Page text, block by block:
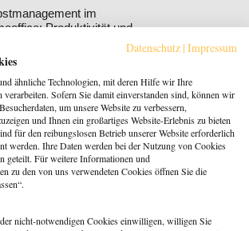
im
Produktivität und
gewinnt: Gebucht
als Coach:in im KI-
5
Irrtümer im Fakten-
Fragen? Zeit für ein
Datenschutz | Impressum
ähnliche Technologien, mit deren Hilfe wir Ihre
verarbeiten. Sofern Sie damit einverstanden sind, können wir
um unsere Website zu verbessern,
und Ihnen ein großartiges Website-Erlebnis zu bieten
für den reibungslosen Betrieb unserer Website erforderlich
werden. Ihre Daten werden bei der Nutzung von Cookies
geteilt. Für weitere Informationen und
zu den von uns verwendeten Cookies öffnen Sie die
nicht-notwendigen Cookies einwilligen, willigen Sie